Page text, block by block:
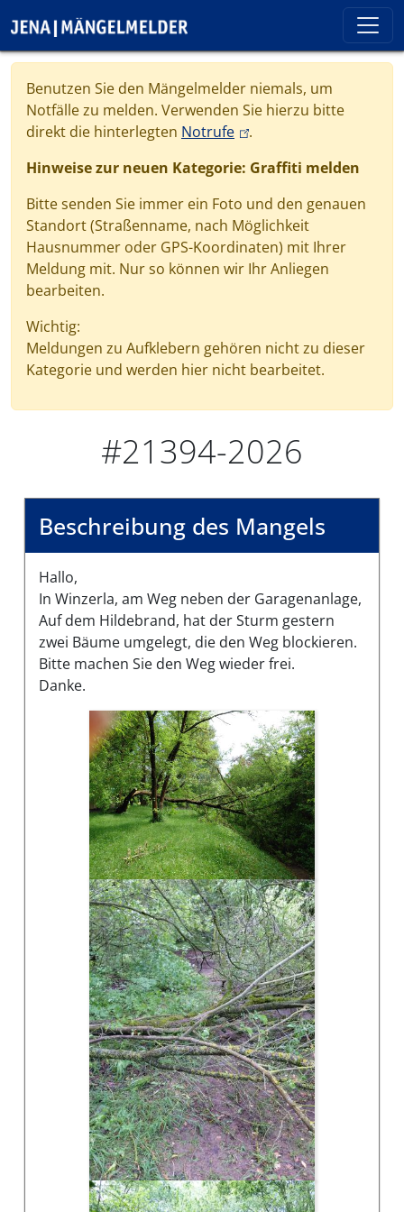
Benutzen Sie den Mängelmelder niemals, um
Notfälle zu melden. Verwenden Sie hierzu bitte
direkt die hinterlegten Notrufe(link is external)
.
Hinweise zur neuen Kategorie: Graffiti melden
Bitte senden Sie immer ein Foto und den genauen
Standort (Straßenname, nach Möglichkeit
Hausnummer oder GPS-Koordinaten) mit Ihrer
Meldung mit. Nur so können wir Ihr Anliegen
bearbeiten.
Wichtig:
Meldungen zu Aufklebern gehören nicht zu dieser
Kategorie und werden hier nicht bearbeitet.
#21394-2026
Beschreibung des Mangels
Hallo,
In Winzerla, am Weg neben der Garagenanlage,
Auf dem Hildebrand, hat der Sturm gestern
zwei Bäume umgelegt, die den Weg blockieren.
Bitte machen Sie den Weg wieder frei.
Danke.
Bilder des Mangels